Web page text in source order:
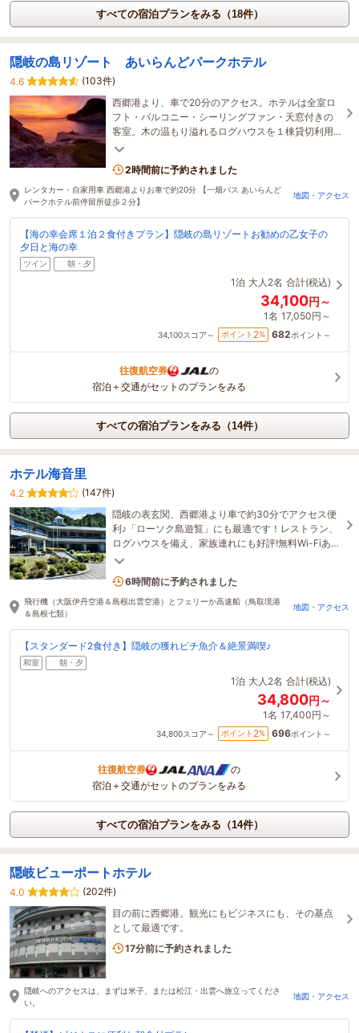
すべての宿泊プランをみる（18件）
隠岐の島リゾート あいらんどパークホテル
4.6
(103件)
西郷港より、車で20分のアクセス。ホテルは全室ロ
フト・バルコニー・シーリングファン・天窓付きの
客室。木の温もり溢れるログハウスを１棟貸切利用
できるプランも予約受付中！テニスコート併設
2時間前に予約されました
レンタカー・自家用車 西郷港よりお車で約20分 【一畑バス あいらんど
パークホテル前停留所徒歩２分】
地図・アクセス
【海の幸会席１泊２食付きプラン】隠岐の島リゾートお勧めの乙女子の
夕日と海の幸
ツイン 朝・夕
1泊 大人2名 合計(税込)
34,100円～
1名 17,050円～
34,100スコア～ ポイント 2% 682ポイント～
往復航空券
の
宿泊＋交通がセットのプランをみる
すべての宿泊プランをみる（14件）
ホテル海音里
4.2
(147件)
隠岐の表玄関、西郷港より車で約30分でアクセス便
利♪「ローソク島遊覧」にも最適です！レストラン、
ログハウスを備え、家族連れにも好評!無料Wi-Fiあ
り。
1名がこの宿を見ています
6時間前に予約されました
飛行機（大阪伊丹空港＆島根出雲空港）とフェリーか高速船（鳥取境港
＆島根七類）
地図・アクセス
【スタンダード2食付き】隠岐の獲れピチ魚介＆絶景満喫♪
和室 朝・夕
1泊 大人2名 合計(税込)
34,800円～
1名 17,400円～
34,800スコア～ ポイント 2% 696ポイント～
往復航空券
の
宿泊＋交通がセットのプランをみる
すべての宿泊プランをみる（14件）
隠岐ビューポートホテル
4.0
(202件)
目の前に西郷港。観光にもビジネスにも、その基点
として最適です。
1名がこの宿を見ています
隠岐へのアクセスは、まずは米子、または松江・出雲へ旅立ってくださ
い。
地図・アクセス